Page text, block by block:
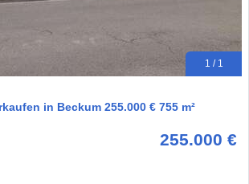
1 / 1
in Beckum 255.000 € 755 m²
255.000 €